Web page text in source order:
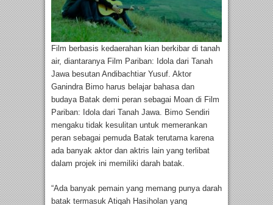
Film berbasis kedaerahan kian berkibar di tanah
air, diantaranya Film Pariban: Idola dari Tanah
Jawa besutan Andibachtiar Yusuf. Aktor
Ganindra Bimo harus belajar bahasa dan
budaya Batak demi peran sebagai Moan di Film
Pariban: Idola dari Tanah Jawa. Bimo Sendiri
mengaku tidak kesulitan untuk memerankan
peran sebagai pemuda Batak terutama karena
ada banyak aktor dan aktris lain yang terlibat
dalam projek ini memiliki darah batak.
“Ada banyak pemain yang memang punya darah
batak termasuk Atiqah Hasiholan yang